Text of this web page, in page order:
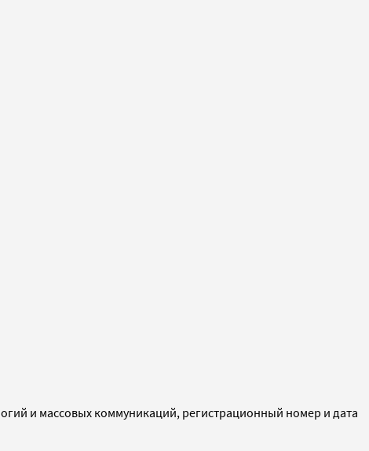
и массовых коммуникаций, регистрационный номер и дата